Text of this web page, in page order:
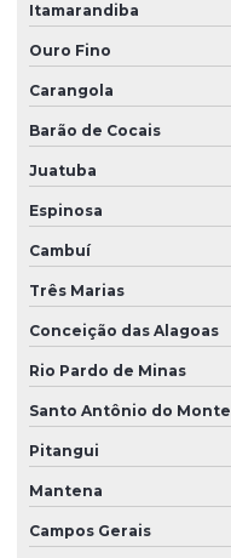
Itamarandiba
Ouro Fino
Carangola
Barão de Cocais
Juatuba
Espinosa
Cambuí
Três Marias
Conceição das Alagoas
Rio Pardo de Minas
Santo Antônio do Monte
Pitangui
Mantena
Campos Gerais